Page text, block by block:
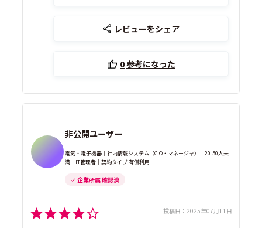
レビューをシェア
0参考になった
非公開ユーザー
電気・電子機器｜社内情報システム（CIO・マネージャ）｜20-50人未
満｜IT管理者｜契約タイプ 有償利用
企業所属 確認済
投稿日： 2025年07月11日